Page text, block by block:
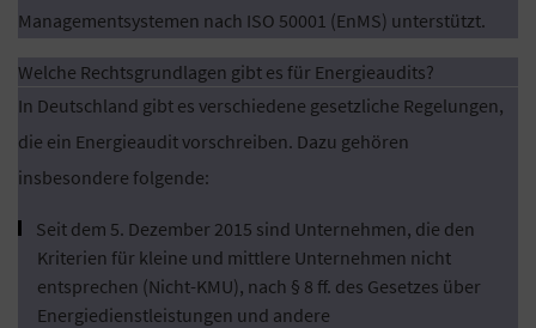
Managementsystemen nach ISO 50001 (EnMS) unterstützt.
Welche Rechtsgrundlagen gibt es für Energieaudits?
In Deutschland gibt es verschiedene gesetzliche Regelungen,
die ein Energieaudit vorschreiben. Dazu gehören
insbesondere folgende:
Seit dem 5. Dezember 2015 sind Unternehmen, die den
Kriterien für kleine und mittlere Unternehmen nicht
entsprechen (Nicht-KMU), nach § 8 ff. des Gesetzes über
Energiedienstleistungen und andere